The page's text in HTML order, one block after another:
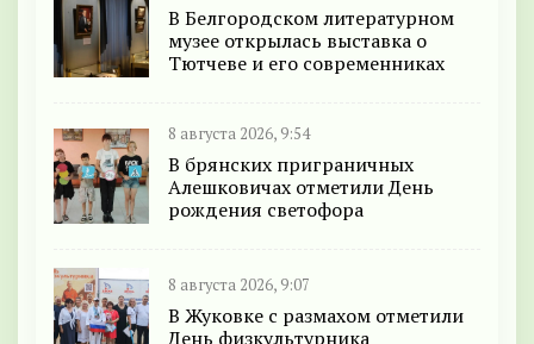
В Белгородском литературном
музее открылась выставка о
Тютчеве и его современниках
8 августа 2026, 9:54
В брянских приграничных
Алешковичах отметили День
рождения светофора
8 августа 2026, 9:07
В Жуковке с размахом отметили
День физкультурника